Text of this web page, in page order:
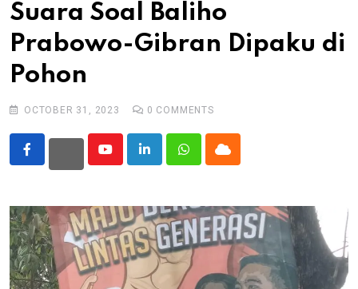
Podcast
Tentang Kami
Suara Soal Baliho
Prabowo-Gibran Dipaku di
Pohon
OCTOBER 31, 2023 0 COMMENTS
YoutubeLinkedInWhatsappCloud